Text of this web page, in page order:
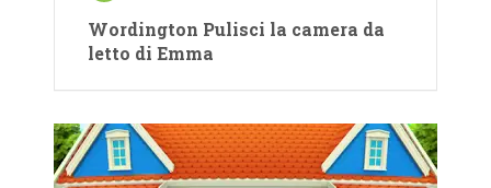
Wordington Pulisci la camera da
letto di Emma